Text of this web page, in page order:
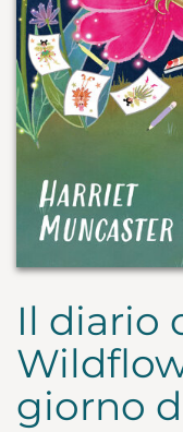
Il diario
giorno